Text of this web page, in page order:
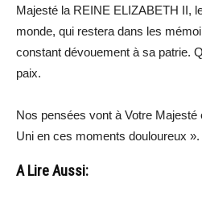
Majesté la REINE ELIZABETH II,
monde, qui restera dans les
constant dévouement à sa patrie.
paix.
Nos pensées vont à Votre
Uni en ces moments douloureux ».
A Lire Aussi: